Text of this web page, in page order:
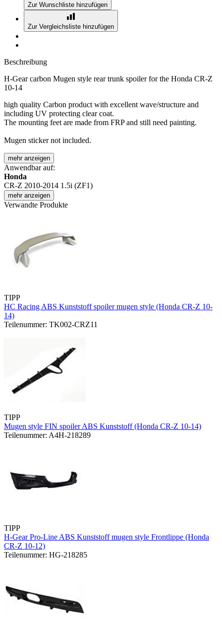
Zur Wunschliste hinzufügen
Zur Vergleichsliste hinzufügen
Beschreibung
H-Gear carbon Mugen style rear trunk spoiler for the Honda CR-Z
10-14
high quality Carbon product with excellent wave/structure and
including UV protecting clear coat.
The mounting feet are made from FRP and still need painting.
Mugen sticker not included.
mehr anzeigen
Anwendbar auf:
Honda
CR-Z 2010-2014 1.5i (ZF1)
mehr anzeigen
Verwandte Produkte
TIPP
HC Racing ABS Kunststoff spoiler mugen style (Honda CR-Z 10-
14)
Teilenummer: TK002-CRZ11
TIPP
Mugen style FIN spoiler ABS Kunststoff (Honda CR-Z 10-14)
Teilenummer: A4H-218289
TIPP
H-Gear Pro-Line ABS Kunststoff mugen style Frontlippe (Honda
CR-Z 10-12)
Teilenummer: HG-218285